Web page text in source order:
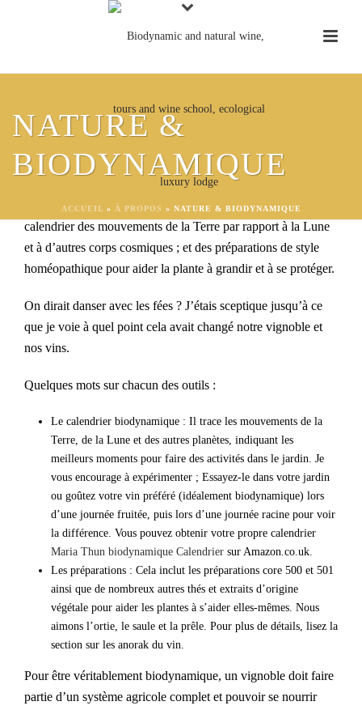
NATURE &
BIODYNAMIQUE
ACCUEIL » À PROPOS » NATURE & BIODYNAMIQUE
Qu’est-ce que la
biodynamique ?
La biodynamique est une méthode agricole holistique qui
utilise deux outils principaux ; travaillant en harmonie avec le
calendrier des mouvements de la Terre par rapport à la Lune
et à d’autres corps cosmiques ; et des préparations de style
homéopathique pour aider la plante à grandir et à se protéger.
On dirait danser avec les fées ? J’étais sceptique jusqu’à ce
que je voie à quel point cela avait changé notre vignoble et
nos vins.
Quelques mots sur chacun des outils :
Le calendrier biodynamique : Il trace les mouvements de la
Terre, de la Lune et des autres planètes, indiquant les
meilleurs moments pour faire des activités dans le jardin. Je
vous encourage à expérimenter ; Essayez-le dans votre jardin
ou goûtez votre vin préféré (idéalement biodynamique) lors
d’une journée fruitée, puis lors d’une journée racine pour voir
la différence. Vous pouvez obtenir votre propre calendrier
Maria Thun biodynamique Calendriersur Amazon.co.uk.
Les préparations : Cela inclut les préparations core 500 et 501
ainsi que de nombreux autres thés et extraits d’origine
végétale pour aider les plantes à s’aider elles-mêmes. Nous
aimons l’ortie, le saule et la prêle. Pour plus de détails, lisez la
section sur les anorak du vin.
Pour être véritablement biodynamique, un vignoble doit faire
partie d’un système agricole complet et pouvoir se nourrir